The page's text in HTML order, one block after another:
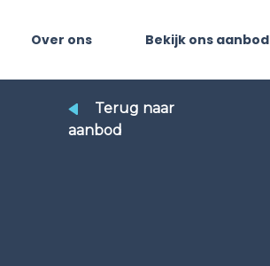
Over ons Bekijk ons aanbod
Terug naar
aanbod